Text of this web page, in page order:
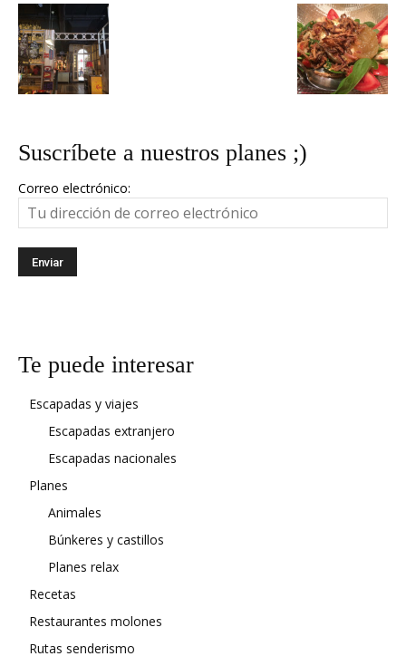
Suscríbete a nuestros planes ;)
Correo electrónico:
Te puede interesar
Escapadas y viajes
Escapadas extranjero
Escapadas nacionales
Planes
Animales
Búnkeres y castillos
Planes relax
Recetas
Restaurantes molones
Rutas senderismo